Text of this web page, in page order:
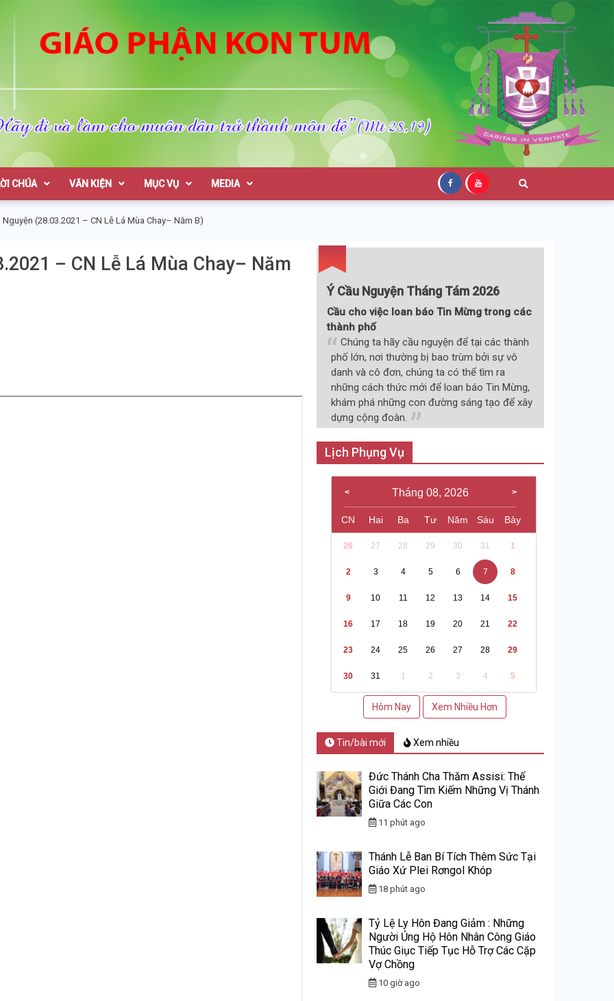
Tum
CHÚA VĂN KIỆN MỤC VỤ MEDIA
Nguyện (28.03.2021 – CN Lễ Lá Mùa Chay– Năm B)
– CN Lễ Lá Mùa Chay– Năm
Ý Cầu Nguyện Tháng Tám 2026
Cầu cho việc loan báo Tin Mừng trong các
thành phố
Chúng ta hãy cầu nguyện để tại các thành
phố lớn, nơi thường bị bao trùm bởi sự vô
danh và cô đơn, chúng ta có thể tìm ra
những cách thức mới để loan báo Tin Mừng,
khám phá những con đường sáng tạo để xây
dựng cộng đoàn.
Lịch Phụng Vụ
Tháng 08, 2026
CN Hai Ba Tư Năm Sáu Bảy
26 27 28 29 30 31 1
2 3 4 5 6 7 8
9 10 11 12 13 14 15
16 17 18 19 20 21 22
23 24 25 26 27 28 29
30 31 1 2 3 4 5
Hôm Nay Xem Nhiều Hơn
Tin/bài mới Xem nhiều
Đức Thánh Cha Thăm Assisi: Thế
Giới Đang Tìm Kiếm Những Vị Thánh
Giữa Các Con
11 phút ago
Thánh Lễ Ban Bí Tích Thêm Sức Tại
Giáo Xứ Plei Rơngol Khóp
18 phút ago
Tỷ Lệ Ly Hôn Đang Giảm : Những
Người Ủng Hộ Hôn Nhân Công Giáo
Thúc Giục Tiếp Tục Hỗ Trợ Các Cặp
Vợ Chồng
10 giờ ago